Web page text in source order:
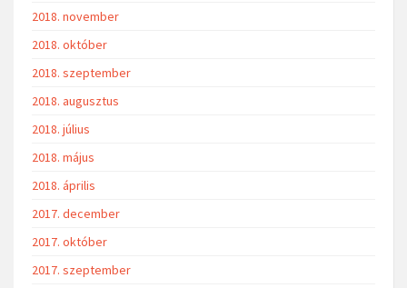
2018. november
2018. október
2018. szeptember
2018. augusztus
2018. július
2018. május
2018. április
2017. december
2017. október
2017. szeptember